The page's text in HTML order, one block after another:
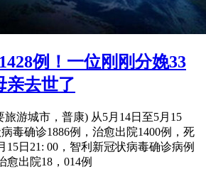
例！一位刚刚分娩33
亲去世了
旅游城市，普康) 从5月14日至5月15
毒确诊1886例，治愈出院1400例，死
15日21: 00，智利新冠状病毒确诊病例
愈出院18，014例